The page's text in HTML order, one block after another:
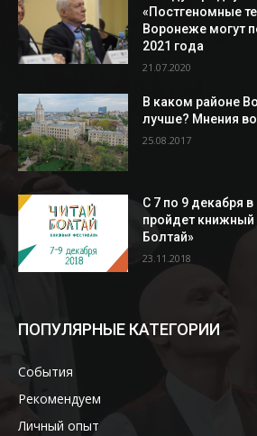
«Постгеномные
Воронеже могут
2021 года
21.07.2020
В каком районе
лучше? Мнения
25.08.2017
С 7 по 9 декабря
пройдет книжный
Болтай»
23.11.2018
ПОПУЛЯРНЫЕ КАТЕГОРИИ
События
Рекомендуем
Личный опыт